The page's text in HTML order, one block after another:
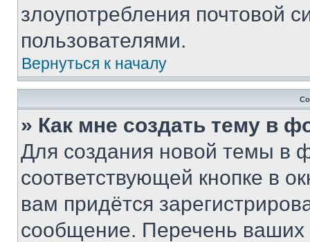
злоупотребления почтовой
пользователями.
Вернуться к началу
» Как мне создать тему в
Для создания новой темы в
соответствующей кнопке в
вам придётся
сообщение. Перечень ваших